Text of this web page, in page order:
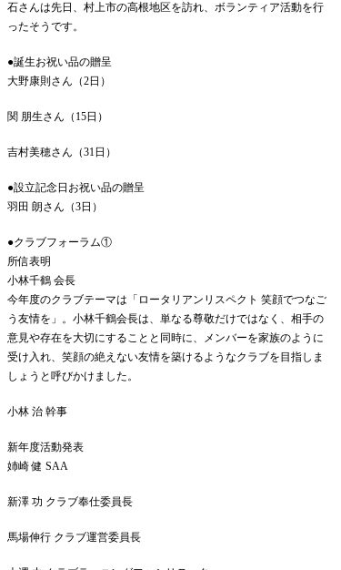
石さんは先日、村上市の高根地区を訪れ、ボランティア活動を行
ったそうです。
●誕生お祝い品の贈呈
大野康則さん（2日）
関 朋生さん（15日）
吉村美穂さん（31日）
●設立記念日お祝い品の贈呈
羽田 朗さん（3日）
●クラブフォーラム①
所信表明
小林千鶴 会長
今年度のクラブテーマは「ロータリアンリスペクト 笑顔でつなご
う友情を」。小林千鶴会長は、単なる尊敬だけではなく、相手の
意見や存在を大切にすることと同時に、メンバーを家族のように
受け入れ、笑顔の絶えない友情を築けるようなクラブを目指しま
しょうと呼びかけました。
小林 治 幹事
新年度活動発表
姉崎 健 SAA
新澤 功 クラブ奉仕委員長
馬場伸行 クラブ運営委員長